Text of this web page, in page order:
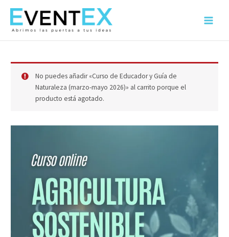
contenido
Main
No puedes añadir «Curso de Educador y Guía de
Naturaleza (marzo-mayo 2026)» al carrito porque el
producto está agotado.